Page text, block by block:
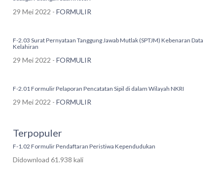
29 Mei 2022 -FORMULIR
F-2.03 Surat Pernyataan Tanggung Jawab Mutlak (SPTJM) Kebenaran Data
Kelahiran
29 Mei 2022 -FORMULIR
F-2.01 Formulir Pelaporan Pencatatan Sipil di dalam Wilayah NKRI
29 Mei 2022 -FORMULIR
Terpopuler
F-1.02 Formulir Pendaftaran Peristiwa Kependudukan
Didownload 61.938 kali